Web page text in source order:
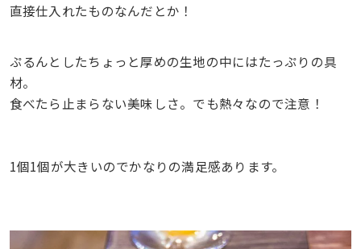
直接仕入れたものなんだとか！
ぷるんとしたちょっと厚めの生地の中にはたっぷりの具
材。
食べたら止まらない美味しさ。でも熱々なので注意！
1個1個が大きいのでかなりの満足感あります。